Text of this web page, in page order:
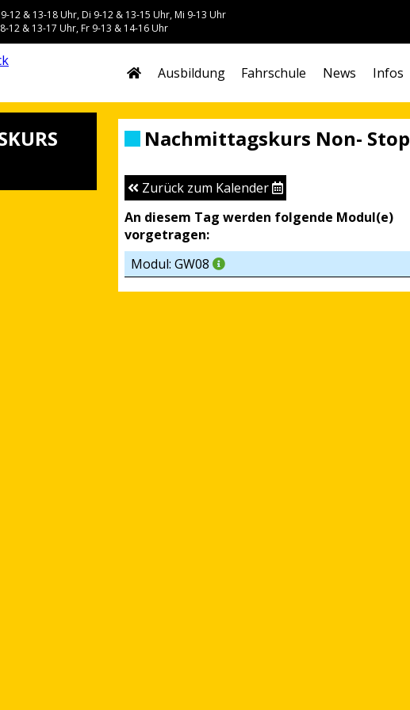
12 & 13-18 Uhr, Di 9-12 & 13-15 Uhr, Mi 9-13 Uhr
12 & 13-17 Uhr, Fr 9-13 & 14-16 Uhr
Ausbildung Fahrschule News Infos
Nachmittagskurs Non- Stop
Zurück zum Kalender
An diesem Tag werden folgende Modul(e)
vorgetragen:
Modul: GW08